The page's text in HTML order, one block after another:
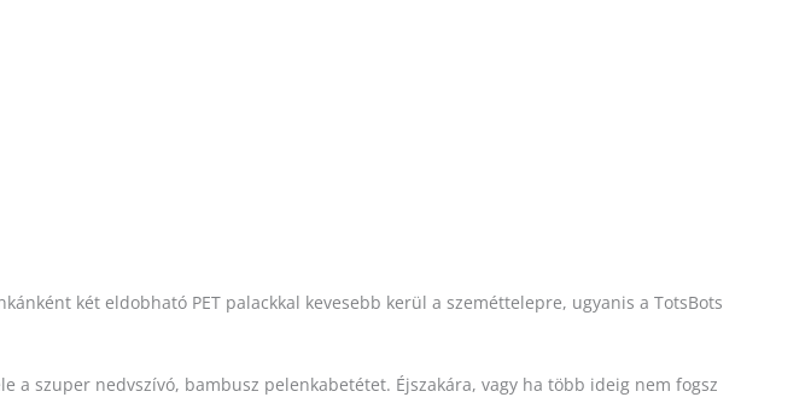
két eldobható PET palackkal kevesebb kerül a szeméttelepre, ugyanis a TotsBots
a szuper nedvszívó, bambusz pelenkabetétet. Éjszakára, vagy ha több ideig nem fogsz